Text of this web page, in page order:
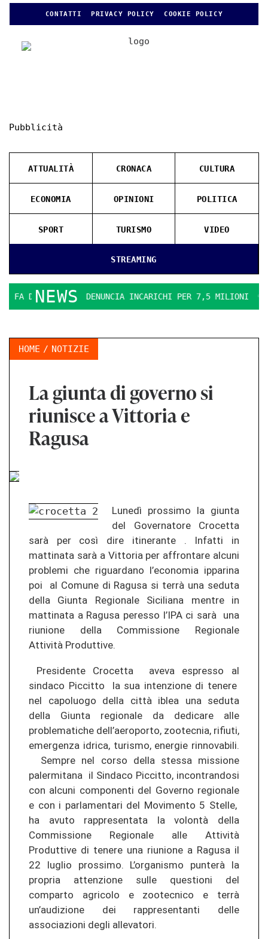
CONTATTI PRIVACY POLICY COOKIE POLICY
Pubblicità
STREAMING
ATTUALITÀ CRONACA CULTURA
ECONOMIA OPINIONI POLITICA
SPORT TURISMO VIDEO
NEWS
DURO. IL PD DENUNCIA INCARICHI PER 7,5 MILIONI LA
HOME NOTIZIE
La giunta di governo si
riunisce a Vittoria e
Ragusa
Lunedì prossimo la giunta
del Governatore Crocetta
sarà per così dire itinerante . Infatti in
mattinata sarà a Vittoria per affrontare alcuni
problemi che riguardano l’economia ipparina
poi al Comune di Ragusa si terrà una seduta
della Giunta Regionale Siciliana mentre in
mattinata a Ragusa peresso l’IPA ci sarà una
riunione della Commissione Regionale
Attività Produttive.
Presidente Crocetta aveva espresso al
sindaco Piccitto la sua intenzione di tenere
nel capoluogo della città iblea una seduta
della Giunta regionale da dedicare alle
problematiche dell’aeroporto, zootecnia, rifiuti,
emergenza idrica, turismo, energie rinnovabili.
Sempre nel corso della stessa missione
palermitana il Sindaco Piccitto, incontrandosi
con alcuni componenti del Governo regionale
e con i parlamentari del Movimento 5 Stelle,
ha avuto rappresentata la volontà della
Commissione Regionale alle Attività
Produttive di tenere una riunione a Ragusa il
22 luglio prossimo. L’organismo punterà la
propria attenzione sulle questioni del
comparto agricolo e zootecnico e terrà
un’audizione dei rappresentanti delle
associazioni degli allevatori.